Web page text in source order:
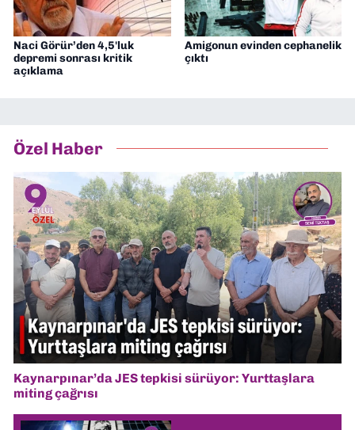
Naci Görür’den 4,5'luk
depremi sonrası kritik
açıklama
Amigonun evinden cephanelik
çıktı
Özel Haber
Kaynarpınar’da JES tepkisi sürüyor: Yurttaşlara
miting çağrısı